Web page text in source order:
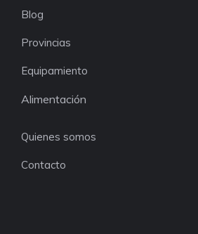
Blog
Provincias
Equipamiento
Alimentación
Quienes somos
Contacto